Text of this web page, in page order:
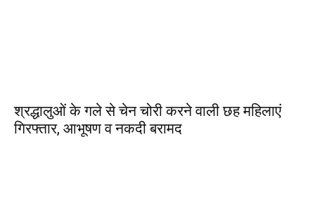
श्रद्धालुओं के गले से चेन चोरी करने वाली छह महिलाएं
गिरफ्तार, आभूषण व नकदी बरामद